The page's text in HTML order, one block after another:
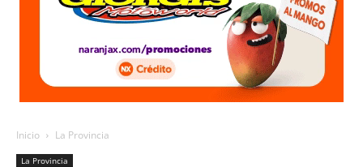
Inicio La Provincia
La Provincia